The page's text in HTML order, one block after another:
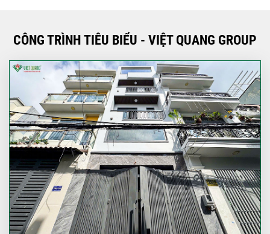
CÔNG TRÌNH TIÊU BIỂU - VIỆT QUANG GROUP